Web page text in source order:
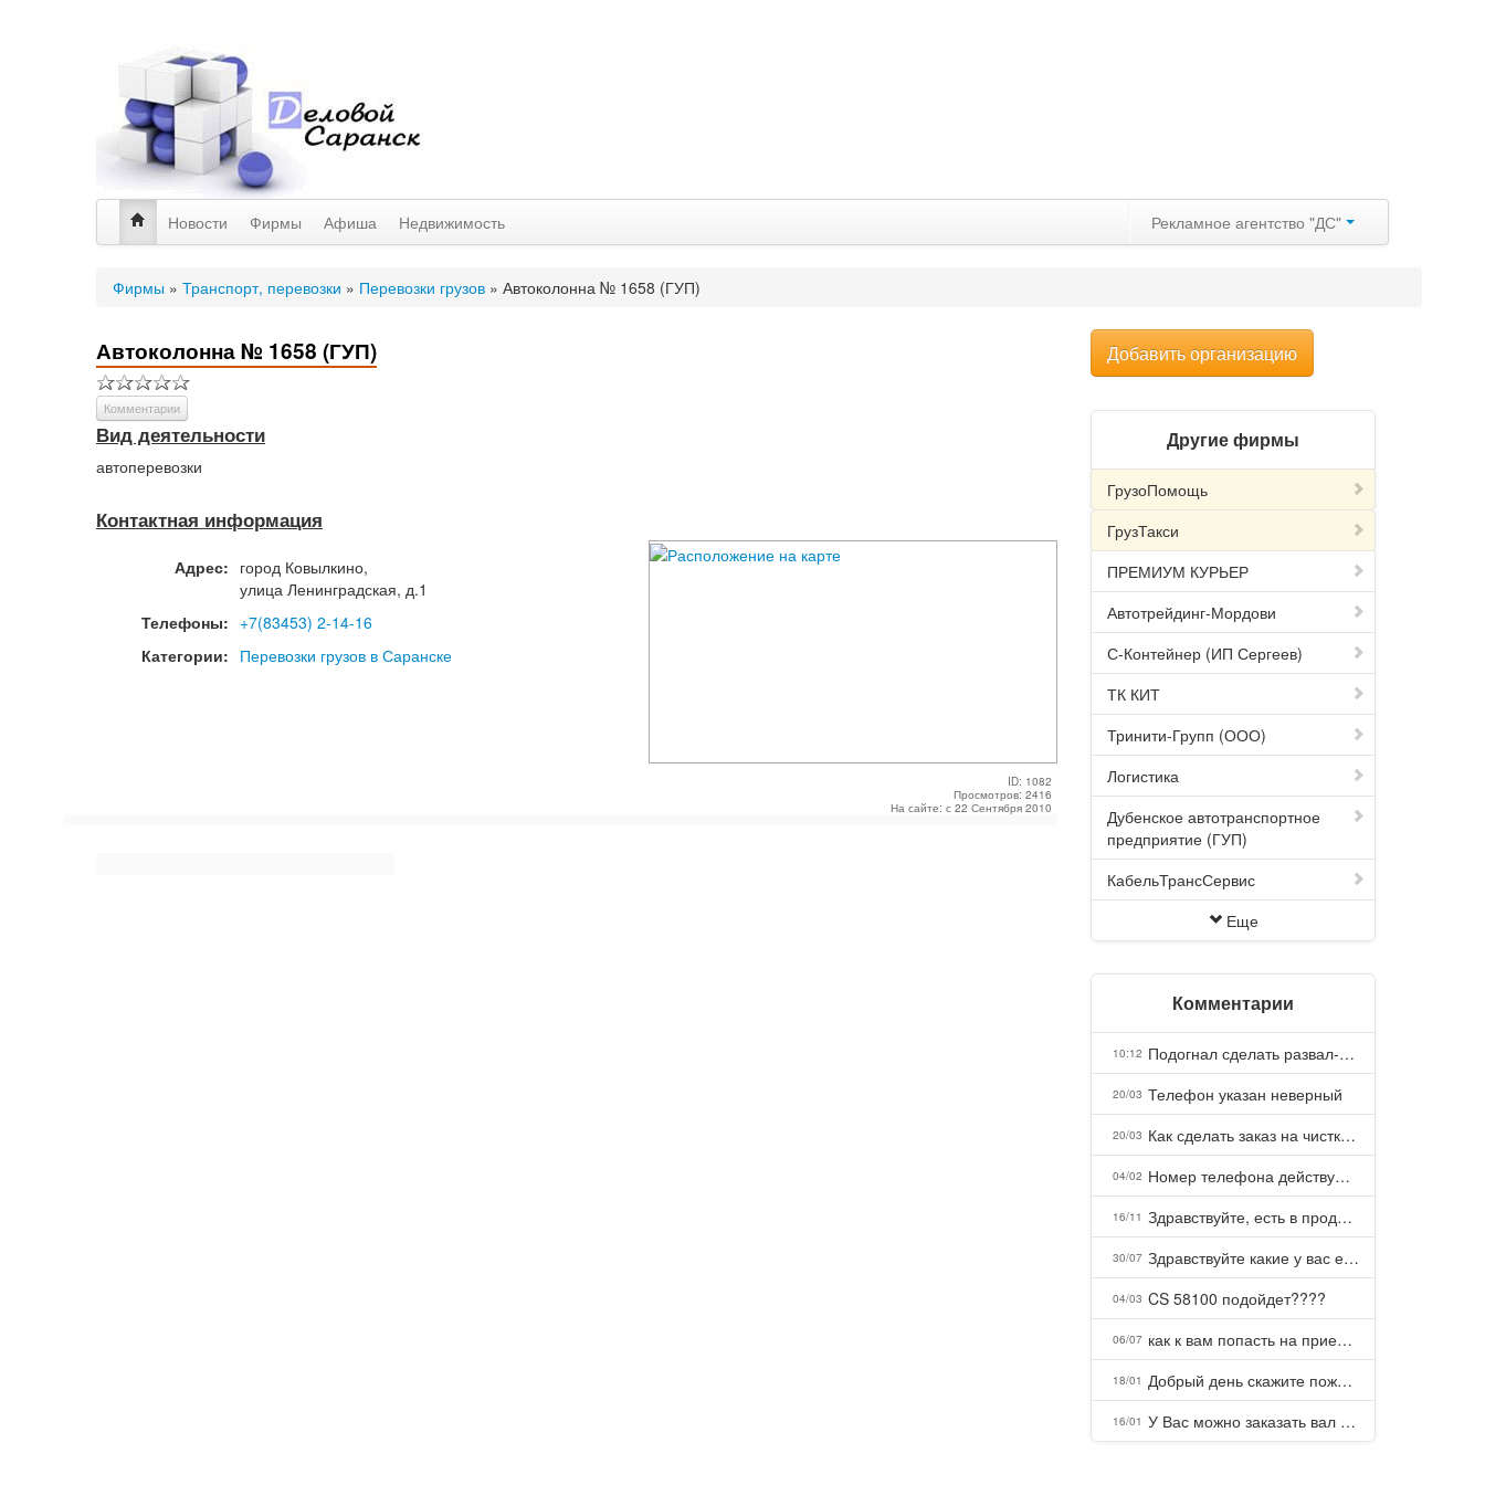
Новости Фирмы Афиша Недвижимость Рекламное агентство "ДС"
Фирмы » Транспорт, перевозки » Перевозки грузов » Автоколонна № 1658 (ГУП)
Автоколонна № 1658 (ГУП)
Комментарии
Вид деятельности
автоперевозки
Контактная информация
Адрес: город Ковылкино,
улица Ленинградская, д.1
Телефоны: +7(83453) 2-14-16
Категории: Перевозки грузов в Саранске
ID: 1082
Просмотров: 2416
На сайте: с 22 Сентября 2010
Добавить организацию
Другие фирмы
ГрузоПомощь
ГрузТакси
ПРЕМИУМ КУРЬЕР
Автотрейдинг-Мордови
С-Контейнер (ИП Сергеев)
ТК КИТ
Тринити-Групп (ООО)
Логистика
Дубенское автотранспортное
предприятие (ГУП)
КабельТрансСервис
Еще
Комментарии
10:12 Подогнал сделать развал-схождение, сделали- машина уходит на право и колеса проверил все хорошо с атмосферами ужас как можно делать авто, не ужели не берегут свою репутацию, не советую.
20/03 Телефон указан неверный
20/03 Как сделать заказ на чистку пуховых подушек?
04/02 Номер телефона действующий можно узнать почему номер неправельный
16/11 Здравствуйте, есть в продаже? Есть доставка до Казани?
30/07 Здравствуйте какие у вас есть курсы и какая цена, ?
04/03 CS 58100 подойдет????
06/07 как к вам попасть на прием? Или дозвониться, трубку не берете.
18/01 Добрый день скажите пожалуйста как можно с вами связаться . Телефон не отвечает .Заказала кухню в тц Хороший есть претензии а менеджер контактов не дает .Что делать?
16/01 У Вас можно заказать вал шлицевой от косилки заря для мтз, который соединяет мотоблок с косилкой.?